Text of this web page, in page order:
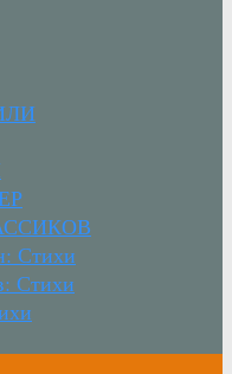
Стихи
Стихи